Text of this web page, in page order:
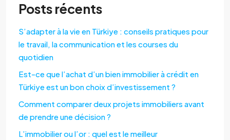
Posts récents
S’adapter à la vie en Türkiye : conseils pratiques pour
le travail, la communication et les courses du
quotidien
Est-ce que l’achat d’un bien immobilier à crédit en
Türkiye est un bon choix d’investissement ?
Comment comparer deux projets immobiliers avant
de prendre une décision ?
L’immobilier ou l’or : quel est le meilleur